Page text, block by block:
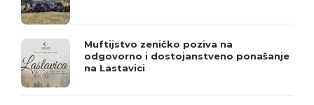
Muftijstvo zeničko poziva na
odgovorno i dostojanstveno ponašanje
na Lastavici